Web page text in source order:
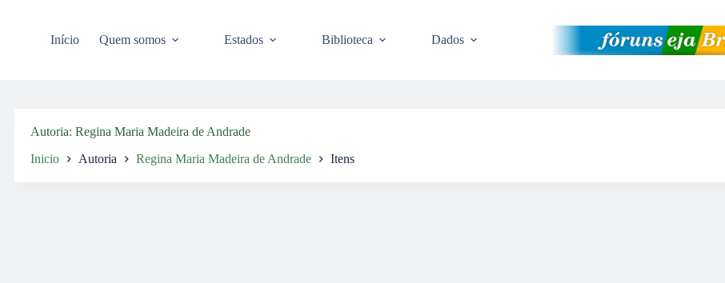
Início Quem somos Estados Biblioteca Dados
Autoria Regina Maria Madeira de Andrade
Inicio Autoria Regina Maria Madeira de Andrade Itens